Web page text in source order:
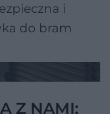
i
do bram
Z NAMI: